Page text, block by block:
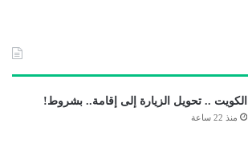
الكويت .. تحويل الزيارة إلى إقامة.. بشروط!
منذ 22 ساعة